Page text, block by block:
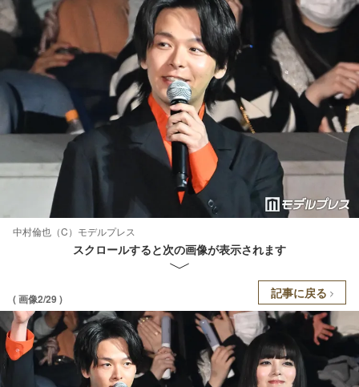
中村倫也（C）モデルプレス
スクロールすると次の画像が表示されます
( 画像2/29 ) 記事に戻る